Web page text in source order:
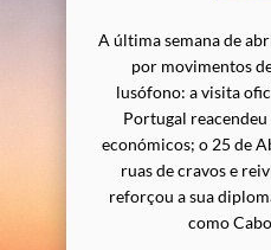
A última semana de
por movimentos
lusófono: a visita
Portugal
económicos; o 25 de
ruas de cravos e
reforçou a sua
como